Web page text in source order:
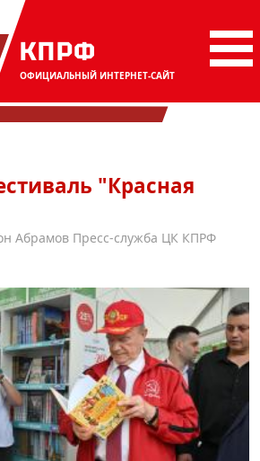
КПРФ
ОФИЦИАЛЬНЫЙ ИНТЕРНЕТ-САЙТ
"Красная
Абрамов Пресс-служба ЦК КПРФ